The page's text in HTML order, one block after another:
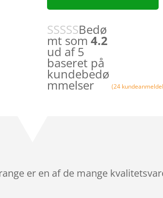
Bedø
mt som 4.2
ud af 5
baseret på
kundebedø
mmelser (24
er en af de mange